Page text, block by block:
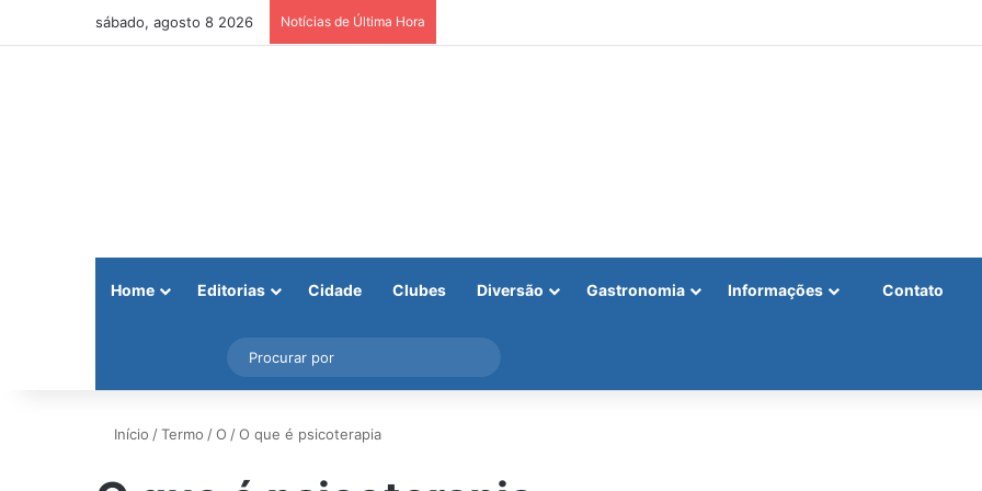
sábado, agosto 8 2026 Notícias de Última Hora
Home Editorias Cidade Clubes Diversão Gastronomia Informações Contato
Instagram
Barra Lateral
por
Início /Termo /O /O que é psicoterapia